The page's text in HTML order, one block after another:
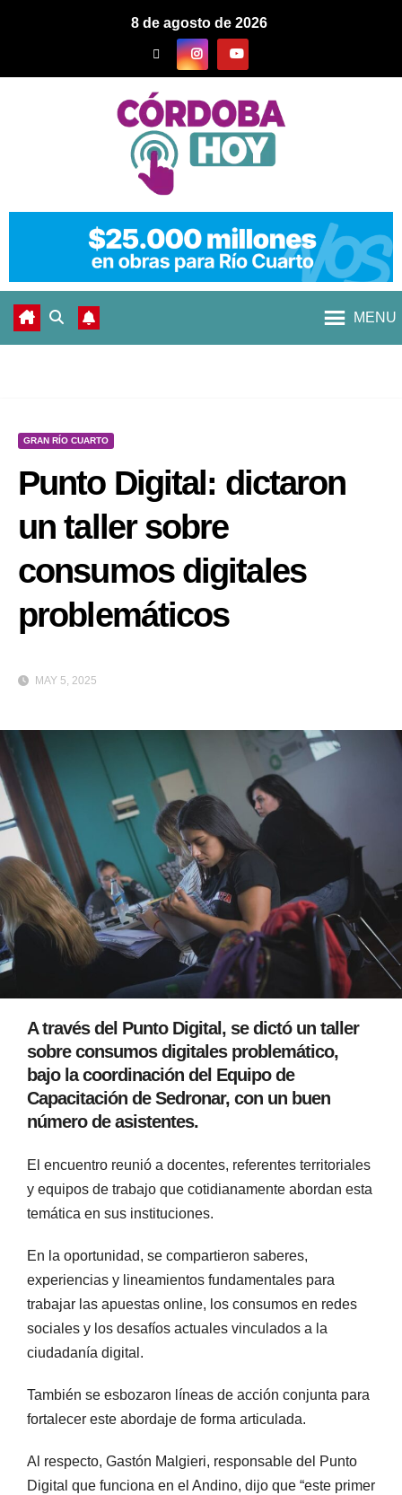
8 de agosto de 2026
MENU
GRAN RÍO CUARTO
Punto Digital: dictaron
un taller sobre
consumos digitales
problemáticos
MAY 5, 2025
A través del Punto Digital, se dictó un taller
sobre consumos digitales problemático,
bajo la coordinación del Equipo de
Capacitación de Sedronar, con un buen
número de asistentes.
El encuentro reunió a docentes, referentes territoriales
y equipos de trabajo que cotidianamente abordan esta
temática en sus instituciones.
En la oportunidad, se compartieron saberes,
experiencias y lineamientos fundamentales para
trabajar las apuestas online, los consumos en redes
sociales y los desafíos actuales vinculados a la
ciudadanía digital.
También se esbozaron líneas de acción conjunta para
fortalecer este abordaje de forma articulada.
Al respecto, Gastón Malgieri, responsable del Punto
Digital que funciona en el Andino, dijo que “este primer